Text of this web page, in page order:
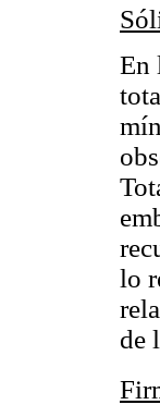
En
lo
de